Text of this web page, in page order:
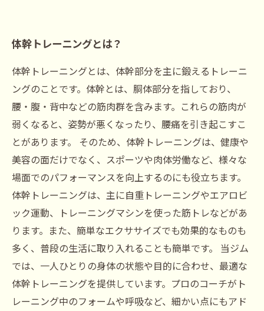
体幹トレーニングとは？
体幹トレーニングとは、体幹部分を主に鍛えるトレーニ
ングのことです。体幹とは、胴体部分を指しており、
腰・腹・背中などの筋肉群を含みます。これらの筋肉が
弱くなると、姿勢が悪くなったり、腰痛を引き起こすこ
とがあります。 そのため、体幹トレーニングは、健康や
美容の面だけでなく、スポーツや肉体労働など、様々な
場面でのパフォーマンスを向上するのにも役立ちます。
体幹トレーニングは、主に自重トレーニングやエアロビ
ック運動、トレーニングマシンを使った筋トレなどがあ
ります。また、簡単なエクササイズでも効果的なものも
多く、普段の生活に取り入れることも簡単です。 当ジム
では、一人ひとりの身体の状態や目的に合わせ、最適な
体幹トレーニングを提供しています。プロのコーチがト
レーニング中のフォームや呼吸など、細かい点にもアド